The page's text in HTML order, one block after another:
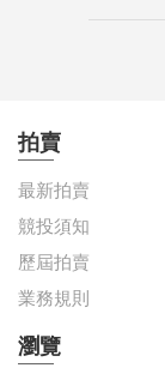
拍賣
最新拍賣
競投須知
歷屆拍賣
業務規則
瀏覽